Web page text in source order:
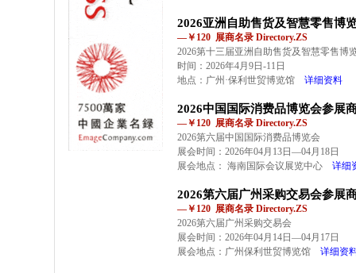
2026亚洲自助售货及智慧零售博
—￥120 展商名录 Directory.ZS
2026第十三届亚洲自助售货及智慧零售博
时间：2026年4月9日-11日
地点：广州·保利世贸博览馆
详细资料
2026中国国际消费品博览会参展
—￥120 展商名录 Directory.ZS
2026第六届中国国际消费品博览会
展会时间：2026年04月13日—04月18日
展会地点： 海南国际会议展览中心
详细
2026第六届广州采购交易会参展
—￥120 展商名录 Directory.ZS
2026第六届广州采购交易会
展会时间：2026年04月14日—04月17日
展会地点：广州保利世贸博览馆
详细资